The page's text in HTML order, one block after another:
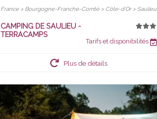
France > Bourgogne-Franche-Comté > Côte-d'Or > Saulieu
CAMPING DE SAULIEU -
TERRACAMPS
Tarifs et disponibilités
Plus de détails